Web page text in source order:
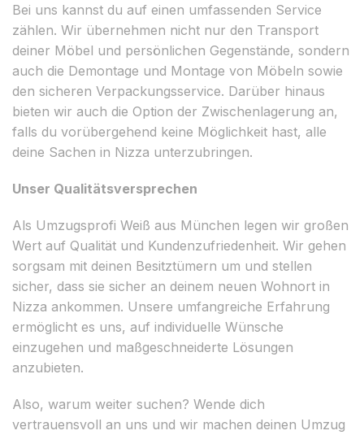
Bei uns kannst du auf einen umfassenden Service
zählen. Wir übernehmen nicht nur den Transport
deiner Möbel und persönlichen Gegenstände, sondern
auch die Demontage und Montage von Möbeln sowie
den sicheren Verpackungsservice. Darüber hinaus
bieten wir auch die Option der Zwischenlagerung an,
falls du vorübergehend keine Möglichkeit hast, alle
deine Sachen in Nizza unterzubringen.
Unser Qualitätsversprechen
Als Umzugsprofi Weiß aus München legen wir großen
Wert auf Qualität und Kundenzufriedenheit. Wir gehen
sorgsam mit deinen Besitztümern um und stellen
sicher, dass sie sicher an deinem neuen Wohnort in
Nizza ankommen. Unsere umfangreiche Erfahrung
ermöglicht es uns, auf individuelle Wünsche
einzugehen und maßgeschneiderte Lösungen
anzubieten.
Also, warum weiter suchen? Wende dich
vertrauensvoll an uns und wir machen deinen Umzug